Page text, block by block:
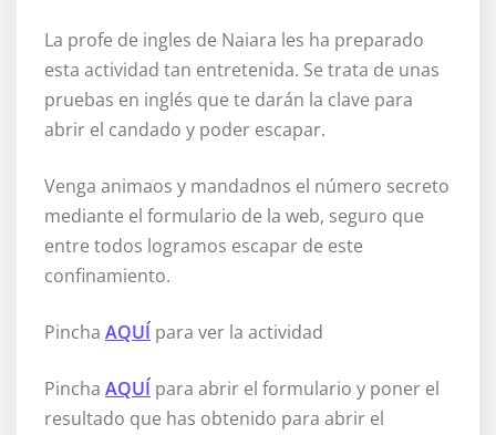
La profe de ingles de Naiara les ha preparado
esta actividad tan entretenida. Se trata de unas
pruebas en inglés que te darán la clave para
abrir el candado y poder escapar.
Venga animaos y mandadnos el número secreto
mediante el formulario de la web, seguro que
entre todos logramos escapar de este
confinamiento.
Pincha AQUÍ para ver la actividad
Pincha AQUÍ para abrir el formulario y poner el
resultado que has obtenido para abrir el